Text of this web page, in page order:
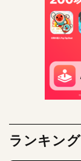
ランキング